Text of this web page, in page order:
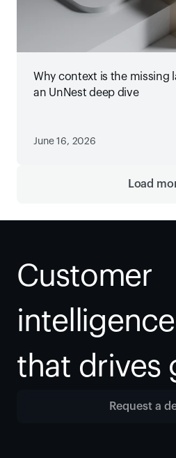
Why context is the missing
an UnNest deep dive
June 16, 2026
Load
Customer
intelligence
that drives
Request a